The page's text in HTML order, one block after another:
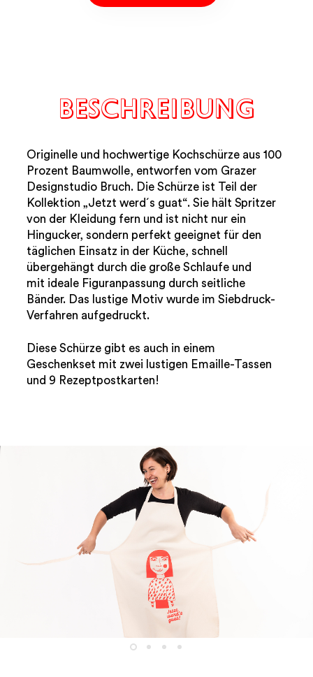
BESCHREIBUNG
Originelle und hochwertige Kochschürze aus 100
Prozent Baumwolle, entworfen vom Grazer
Designstudio Bruch. Die Schürze ist Teil der
Kollektion „Jetzt werd´s guat“. Sie hält Spritzer
von der Kleidung fern und ist nicht nur ein
Hingucker, sondern perfekt geeignet für den
täglichen Einsatz in der Küche, schnell
übergehängt durch die große Schlaufe und
mit ideale Figuranpassung durch seitliche
Bänder. Das lustige Motiv wurde im Siebdruck-
Verfahren aufgedruckt.
Diese Schürze gibt es auch in einem
Geschenkset mit zwei lustigen Emaille-Tassen
und 9 Rezeptpostkarten!